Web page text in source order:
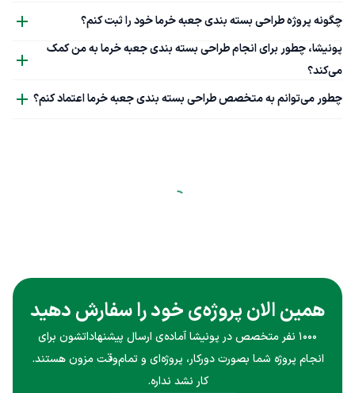
چگونه پروژه طراحی بسته بندی جعبه خرما خود را ثبت کنم؟
پونیشا، چطور برای انجام طراحی بسته بندی جعبه خرما به من کمک
می‌کند؟
چطور می‌توانم به متخصص طراحی بسته بندی جعبه خرما اعتماد کنم؟
همین الان پروژه‌ی خود را سفارش دهید
۱۰۰۰ نفر متخصص در پونیشا آماده‌ی ارسال پیشنهاداتشون برای
انجام پروژه شما بصورت دورکار، پروژه‌ای و تمام‌وقت مزون هستند.
کار نشد نداره.